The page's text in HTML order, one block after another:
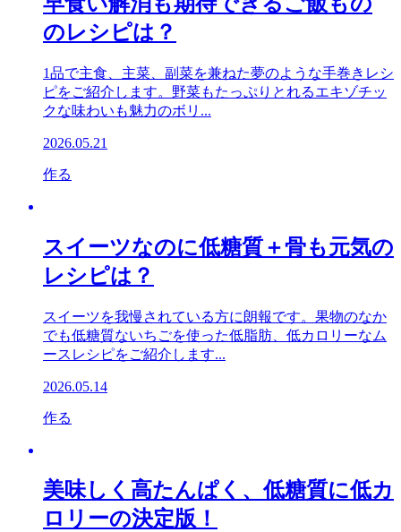
のレシピは？
1品で主食、主菜、副菜を兼ねた夢のような手巻きレシ
ピをご紹介します。野菜もたっぷりとれるエキゾチッ
クな味わいも魅力のボリ...
2026.05.21
作る
スイーツなのに低糖質＋骨も元気の
レシピは？
スイーツを我慢されている方に朗報です。果物のなか
でも低糖質ないちごを使った低脂肪、低カロリーなム
ースレシピをご紹介します...
2026.05.14
作る
美味しく高たんぱく、低糖質に低カ
ロリーの決定版！